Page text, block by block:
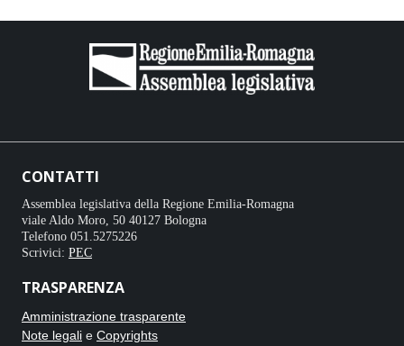
CONTATTI
Assemblea legislativa della Regione Emilia-Romagna
viale Aldo Moro, 50 40127 Bologna
Telefono 051.5275226
Scrivici: PEC
TRASPARENZA
Amministrazione trasparente
Note legali e Copyrights